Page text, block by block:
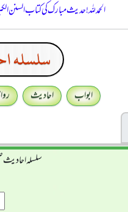
الحمدللہ! حدیث مبارک کی کتاب
سلسله
ابواب احادیث
سلسله احاديث